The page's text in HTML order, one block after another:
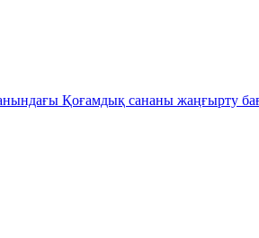
Қоғамдық сананы жаңғырту